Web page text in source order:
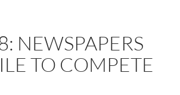
NEWSPAPERS
TO COMPETE